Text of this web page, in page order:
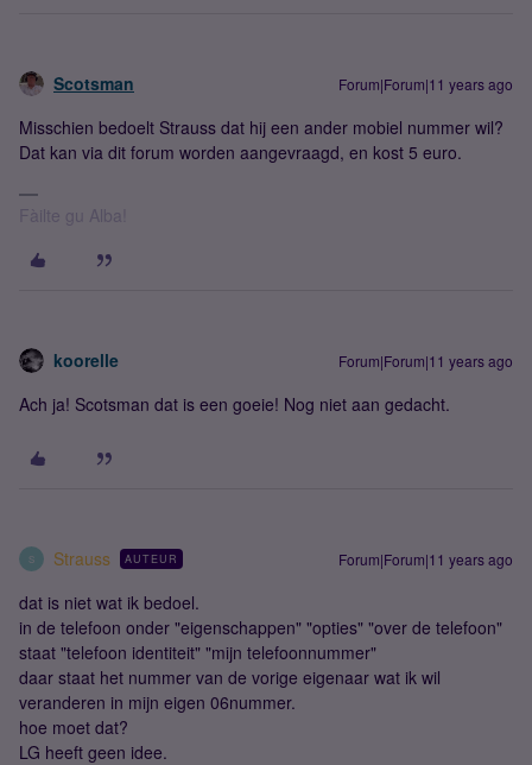
Scotsman Forum|Forum|11 years ago
Misschien bedoelt Strauss dat hij een ander mobiel nummer wil?
Dat kan via dit forum worden aangevraagd, en kost 5 euro.
Fàilte gu Alba!
koorelle Forum|Forum|11 years ago
Ach ja! Scotsman dat is een goeie! Nog niet aan gedacht.
S Strauss AUTEUR Forum|Forum|11 years ago
dat is niet wat ik bedoel.
in de telefoon onder "eigenschappen" "opties" "over de telefoon"
staat "telefoon identiteit" "mijn telefoonnummer"
daar staat het nummer van de vorige eigenaar wat ik wil
veranderen in mijn eigen 06nummer.
hoe moet dat?
LG heeft geen idee.